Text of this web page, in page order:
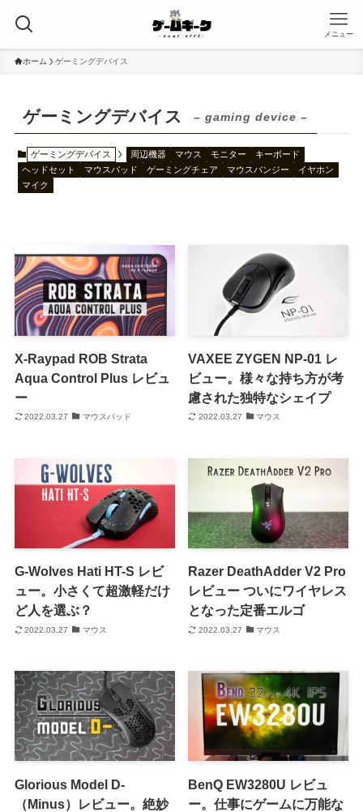
メニュー
ホーム ゲーミングデバイス
ゲーミングデバイス – gaming device –
ゲーミングデバイス 周辺機器 マウス モニター
キーボード
ヘッドセット
マウスパッド ゲーミングチェア マウスバンジー
イヤホン
マイク
X-Raypad ROB Strata
Aqua Control Plus レビュ
ー
2022.03.27 マウスパッド
VAXEE ZYGEN NP-01 レ
ビュー。様々な持ち方が考
慮された独特なシェイプ
2022.03.27 マウス
G-Wolves Hati HT-S レビ
ュー。小さくて超激軽だけ
ど人を選ぶ？
2022.03.27 マウス
Razer DeathAdder V2 Pro
レビュー ついにワイヤレス
となった定番エルゴ
2022.03.27 マウス
Glorious Model D-
（Minus）レビュー。絶妙
BenQ EW3280U レビュ
ー。仕事にゲームに万能な